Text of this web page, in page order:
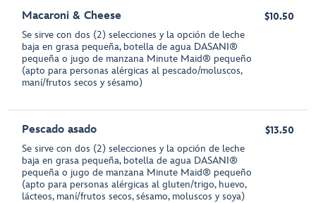
Macaroni & Cheese
Se sirve con dos (2) selecciones y la opción de leche
baja en grasa pequeña, botella de agua DASANI®
pequeña o jugo de manzana Minute Maid® pequeño
(apto para personas alérgicas al pescado/moluscos,
maní/frutos secos y sésamo)
$10.50
Pescado asado
Se sirve con dos (2) selecciones y la opción de leche
baja en grasa pequeña, botella de agua DASANI®
pequeña o jugo de manzana Minute Maid® pequeño
(apto para personas alérgicas al gluten/trigo, huevo,
lácteos, maní/frutos secos, sésamo, moluscos y soya)
$13.50